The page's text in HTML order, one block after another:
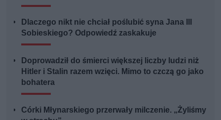
Dlaczego nikt nie chciał poślubić syna Jana III
Sobieskiego? Odpowiedź zaskakuje
Doprowadził do śmierci większej liczby ludzi niż
Hitler i Stalin razem wzięci. Mimo to czczą go jako
bohatera
Córki Młynarskiego przerwały milczenie. „Żyliśmy